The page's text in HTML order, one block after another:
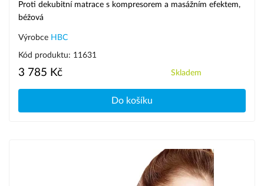
Proti dekubitní matrace s kompresorem a masážním efektem,
béžová
Výrobce HBC
Kód produktu: 11631
3 785 Kč Skladem
Do košíku